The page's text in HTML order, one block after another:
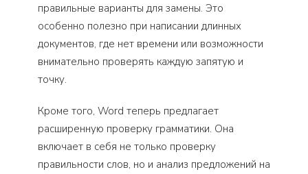
правильные варианты для замены. Это
особенно полезно при написании длинных
документов, где нет времени или возможности
внимательно проверять каждую запятую и
точку.
Кроме того, Word теперь предлагает
расширенную проверку грамматики. Она
включает в себя не только проверку
правильности слов, но и анализ предложений на